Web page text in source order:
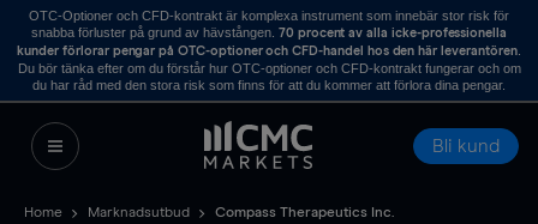
OTC-Optioner och CFD-kontrakt är komplexa instrument som innebär stor risk för
snabba förluster på grund av hävstången. 70 procent av alla icke-professionella
kunder förlorar pengar på OTC-optioner och CFD-handel hos den här leverantören.
Du bör tänka efter om du förstår hur OTC-optioner och CFD-kontrakt fungerar och om
du har råd med den stora risk som finns för att du kommer att förlora dina pengar.
Bli kund
Home Marknadsutbud Compass Therapeutics Inc.